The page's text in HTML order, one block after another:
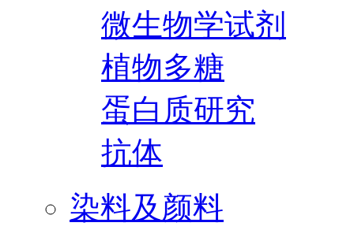
微生物学试剂
植物多糖
蛋白质研究
抗体
染料及颜料